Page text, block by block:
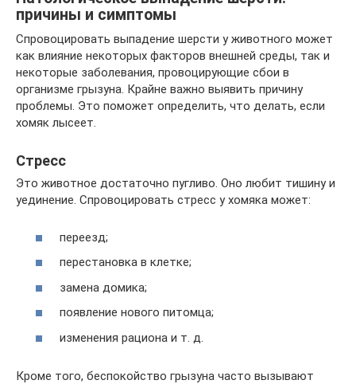
причины и симптомы
Спровоцировать выпадение шерсти у животного может
как влияние некоторых факторов внешней среды, так и
некоторые заболевания, провоцирующие сбои в
организме грызуна. Крайне важно выявить причину
проблемы. Это поможет определить, что делать, если
хомяк лысеет.
Стресс
Это животное достаточно пугливо. Оно любит тишину и
уединение. Спровоцировать стресс у хомяка может:
переезд;
перестановка в клетке;
замена домика;
появление нового питомца;
изменения рациона и т. д.
Кроме того, беспокойство грызуна часто вызывают